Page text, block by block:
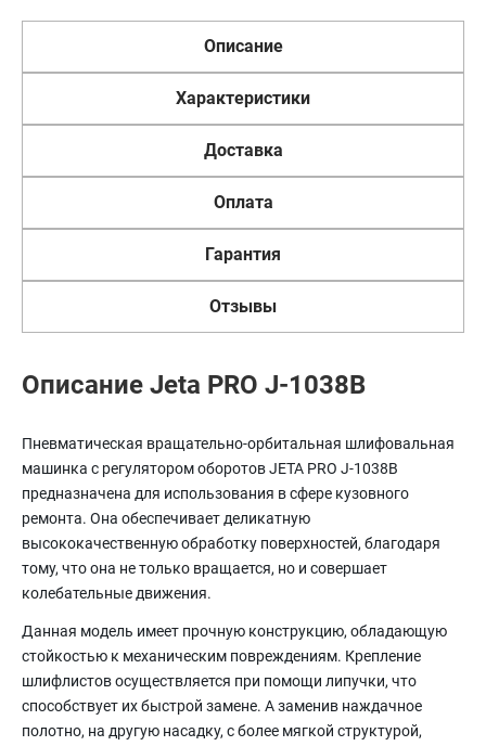
Описание
Характеристики
Доставка
Оплата
Гарантия
Отзывы
Описание Jeta PRO J-1038B
Пневматическая вращательно-орбитальная шлифовальная
машинка с регулятором оборотов JETA PRO J-1038B
предназначена для использования в сфере кузовного
ремонта. Она обеспечивает деликатную
высококачественную обработку поверхностей, благодаря
тому, что она не только вращается, но и совершает
колебательные движения.
Данная модель имеет прочную конструкцию, обладающую
стойкостью к механическим повреждениям. Крепление
шлифлистов осуществляется при помощи липучки, что
способствует их быстрой замене. А заменив наждачное
полотно, на другую насадку, с более мягкой структурой,